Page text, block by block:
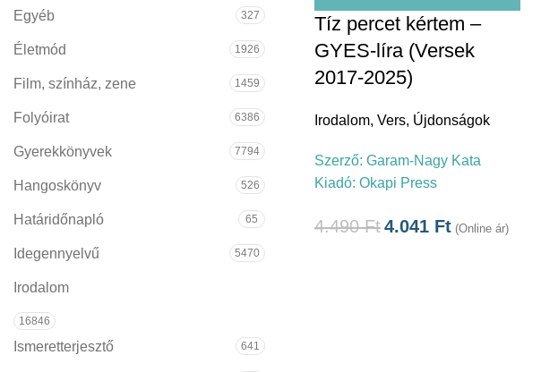
Egyéb 327
Életmód 1926
Film, színház, zene 1459
Folyóirat 6386
Gyerekkönyvek 7794
Hangoskönyv 526
Határidőnapló 65
Idegennyelvű 5470
Irodalom
16846
Ismeretterjesztő 641
Tíz percet kértem –
GYES-líra (Versek
2017-2025)
Irodalom, Vers, Újdonságok
Szerző: Garam-Nagy Kata
Kiadó: Okapi Press
4.490Ft4.041 Ft (Online ár)